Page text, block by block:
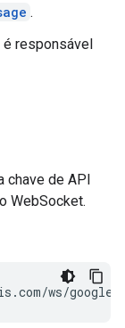
.
é responsável
chave de API
WebSocket.